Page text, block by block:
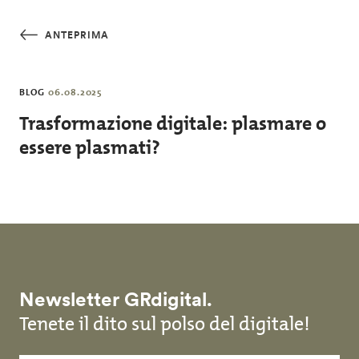
ANTEPRIMA
BLOG 06.08.2025
Trasformazione digitale: plasmare o
essere plasmati?
Newsletter GRdigital.
Tenete il dito sul polso del digitale!